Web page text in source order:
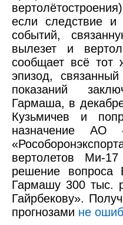
если следствие и
событий,
вылезет и
сообщает всё тот
эпизод,
показаний
Гармаша, в
Кузьмичев и
назначение АО
вертолетов Ми-
решение вопроса
Гармашу 300 тыс.
Гайрбекову».
прогнозами не